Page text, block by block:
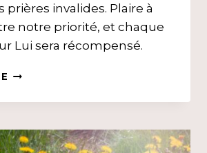
prières invalides. Plaire à
notre priorité, et chaque
Lui sera récompensé.
LE
À
:
IMPACT